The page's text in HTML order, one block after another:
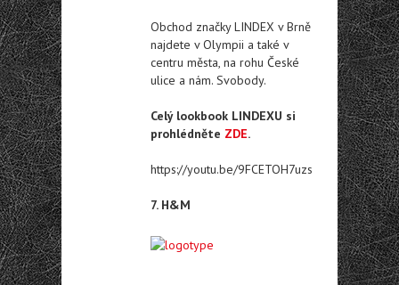
Obchod značky LINDEX v Brně
najdete v Olympii a také v
centru města, na rohu České
ulice a nám. Svobody.
Celý lookbook LINDEXU si
prohlédněte ZDE.
https://youtu.be/9FCETOH7uzs
7. H&M